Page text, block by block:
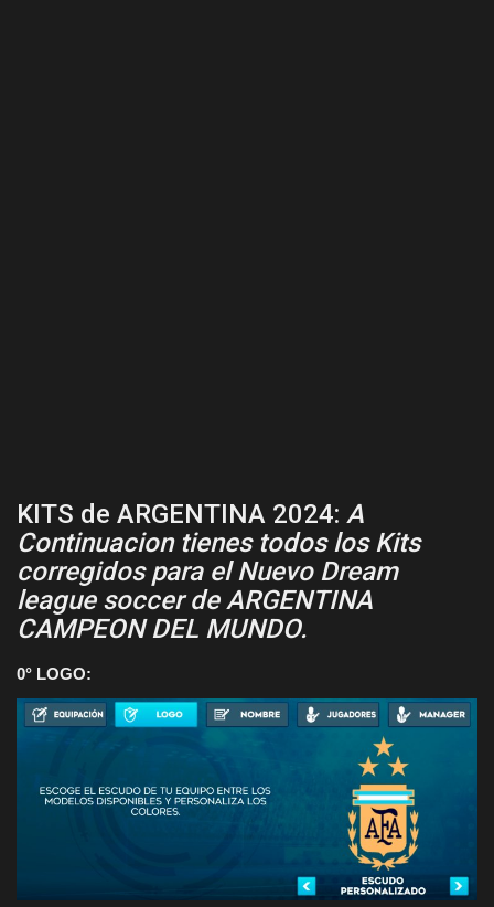
KITS de ARGENTINA 2024: A
Continuacion tienes todos los Kits
corregidos para el Nuevo Dream
league soccer de ARGENTINA
CAMPEON DEL MUNDO.
0° LOGO: